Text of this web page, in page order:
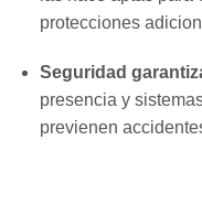
protecciones
Seguridad
presencia y
previenen